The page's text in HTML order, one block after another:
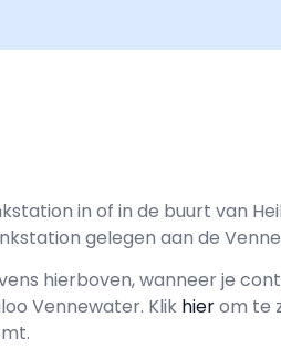
in of in de buurt van
gelegen aan de
hierboven, wanneer je
Vennewater. Klik hierom te